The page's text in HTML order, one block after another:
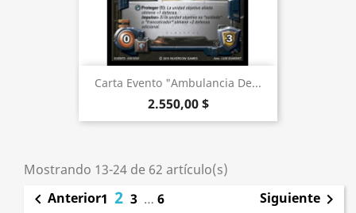
Carta Evento "Ambulancia De...
2.550,00 $
Mostrando 13-24 de 62 artículo(s)
 Anterior1 2 3 … 6 Siguiente 